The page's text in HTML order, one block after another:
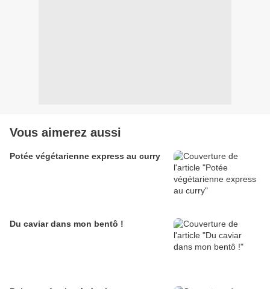
Vous aimerez aussi
Potée végétarienne express au curry
Du caviar dans mon bentô !